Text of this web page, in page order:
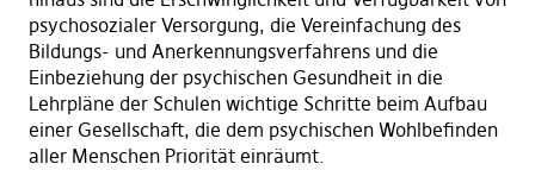
psychosozialer Versorgung, die Vereinfachung des
Bildungs- und Anerkennungsverfahrens und die
Einbeziehung der psychischen Gesundheit in die
Lehrpläne der Schulen wichtige Schritte beim Aufbau
einer Gesellschaft, die dem psychischen Wohlbefinden
aller Menschen Priorität einräumt.